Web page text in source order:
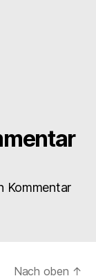
Kommentar
Nach oben ↑